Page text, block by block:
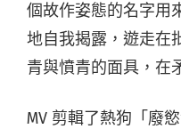
個故作姿態的名字用
地自我揭露，遊走在
青與憤青的面具，在
MV 剪輯了熱狗「廢